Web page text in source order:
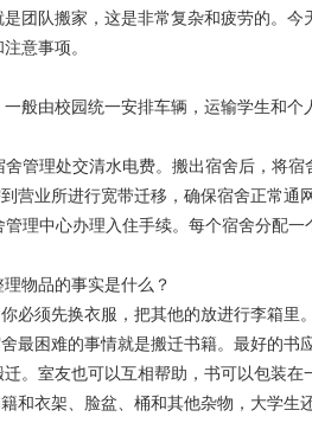
团队搬家，这是非常复杂和疲劳的。今
意事项。
般由校园统一安排车辆，运输学生和
管理处交清水电费。搬出宿舍后，将
营业所进行宽带迁移，确保宿舍正常通网
理中心办理入住手续。每个宿舍分配一
物品的事实是什么？
必须先换衣服，把其他的放进行李箱里
最困难的事情就是搬迁书籍。最好的
。室友也可以互相帮助，书可以包装在
和衣架、脸盆、桶和其他杂物，大学